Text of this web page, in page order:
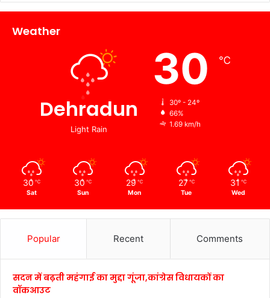
Weather
Dehradun
Light Rain
30 ℃
30º - 24º
66%
1.69 km/h
30 ℃
Sat
30 ℃
Sun
29 ℃
Mon
27 ℃
Tue
31 ℃
Wed
Popular Recent Comments
सदन में बढ़ती महंगाई का मुद्दा गूंजा,कांग्रेस विधायकों का
वॉकआउट